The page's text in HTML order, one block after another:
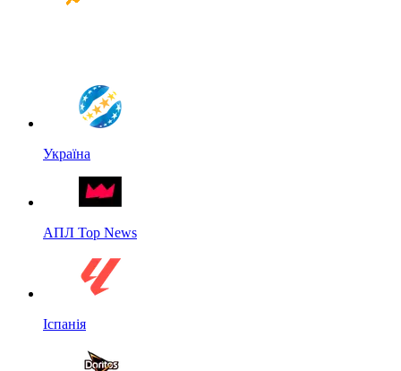
Україна
АПЛ Top News
Іспанія